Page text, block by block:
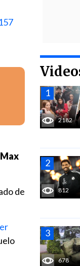
2182
812
678
de